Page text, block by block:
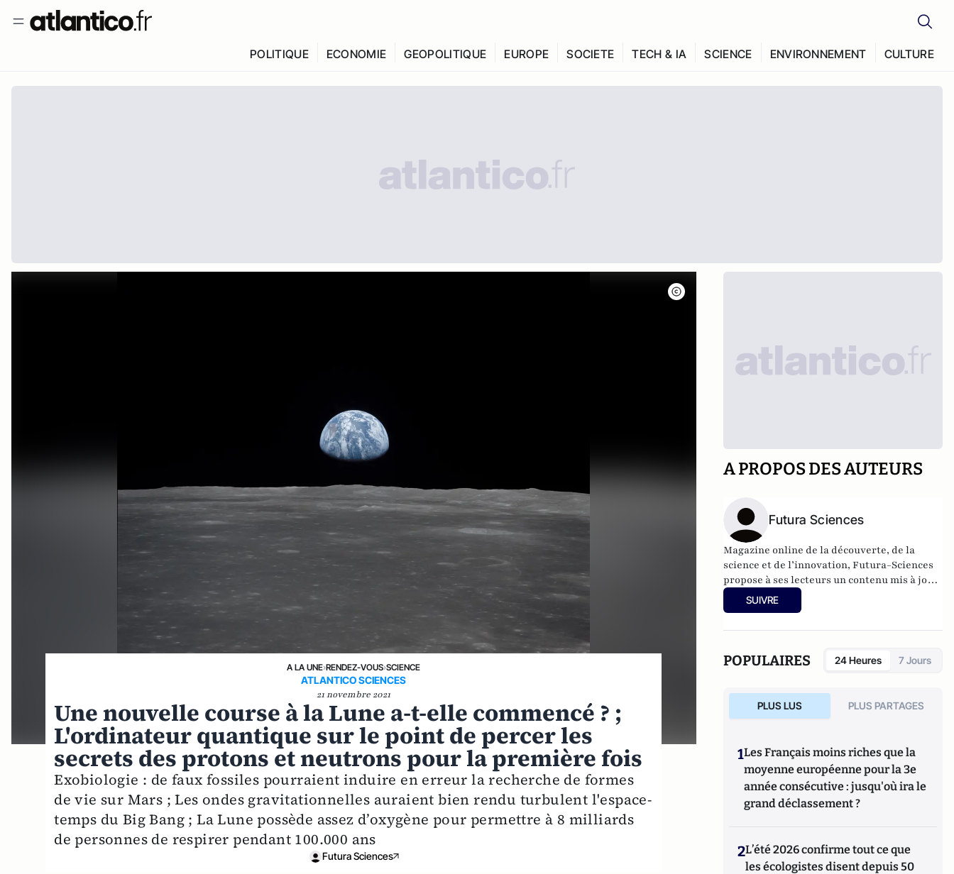
POLITIQUE ECONOMIE GEOPOLITIQUE EUROPE SOCIETE TECH & IA SCIENCE ENVIRONNEMENT CULTURE
A LA UNE›RENDEZ-VOUS›SCIENCE
ATLANTICO SCIENCES
21 novembre 2021
Une nouvelle course à la Lune a-t-elle commencé ? ;
L'ordinateur quantique sur le point de percer les
secrets des protons et neutrons pour la première fois
Exobiologie : de faux fossiles pourraient induire en erreur la recherche de formes
de vie sur Mars ; Les ondes gravitationnelles auraient bien rendu turbulent l'espace-
temps du Big Bang ; La Lune possède assez d’oxygène pour permettre à 8 milliards
de personnes de respirer pendant 100.000 ans
Futura Sciences
A PROPOS DES AUTEURS
Futura Sciences
Magazine online de la découverte, de la
science et de l’innovation,Futura-Sciences
propose à ses lecteurs un contenu mis à jour
en permanence et richement illustré.
SUIVRE
POPULAIRES 24 Heures 7 Jours
PLUS LUS PLUS PARTAGES
1Les Français moins riches que la
moyenne européenne pour la 3e
année consécutive : jusqu'où ira le
grand déclassement ?
2L’été 2026 confirme tout ce que
les écologistes disent depuis 50